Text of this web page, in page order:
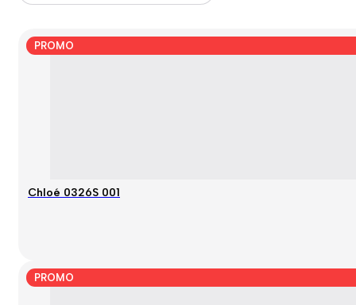
PROMO
Chloé 0326S 001
PROMO